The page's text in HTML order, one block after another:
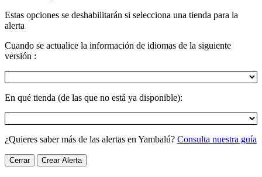
Estas opciones se deshabilitarán si selecciona una tienda para la
alerta
Cuando se actualice la información de idiomas de la siguiente
versión :
En qué tienda (de las que no está ya disponible):
¿Quieres saber más de las alertas en Yambalú? Consulta nuestra guía
Cerrar Crear Alerta